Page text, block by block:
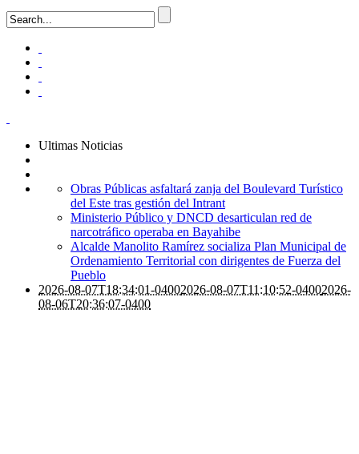
Ultimas Noticias
Obras Públicas asfaltará zanja del Boulevard Turístico
del Este tras gestión del Intrant
Ministerio Público y DNCD desarticulan red de
narcotráfico operaba en Bayahibe
Alcalde Manolito Ramírez socializa Plan Municipal de
Ordenamiento Territorial con dirigentes de Fuerza del
Pueblo
2026-08-07T18:34:01-04002026-08-07T11:10:52-04002026-
08-06T20:36:07-0400